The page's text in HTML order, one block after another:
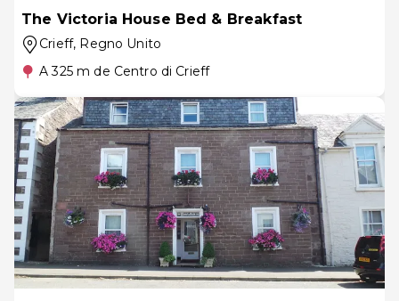
The Victoria House Bed & Breakfast
Crieff, Regno Unito
A 325 m de Centro di Crieff